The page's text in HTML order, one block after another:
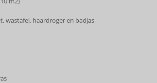
wastafel, haardroger en badjas